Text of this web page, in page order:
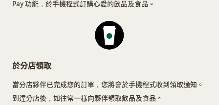
Pay 功能，於手機程式訂購心愛的飲品及食品。
於分店領取
當分店夥伴已完成您的訂單，您將會於手機程式收到領取通知。
到達分店後，如往常一樣向夥伴領取飲品及食品。